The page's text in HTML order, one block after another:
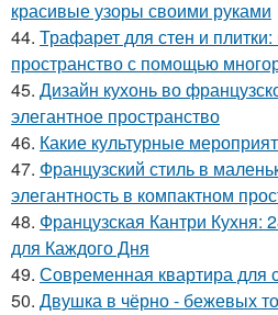
красивые узоры своими руками
44. Трафарет для стен и плитки:
пространство с помощью
45. Дизайн кухонь во
элегантное пространство
46. Какие культурные
47. Французский стиль в
элегантность в компактном
48. Французская Кантри Кухня:
для Каждого Дня
49. Современная квартира для
50. Двушка в чёрно - бежевых